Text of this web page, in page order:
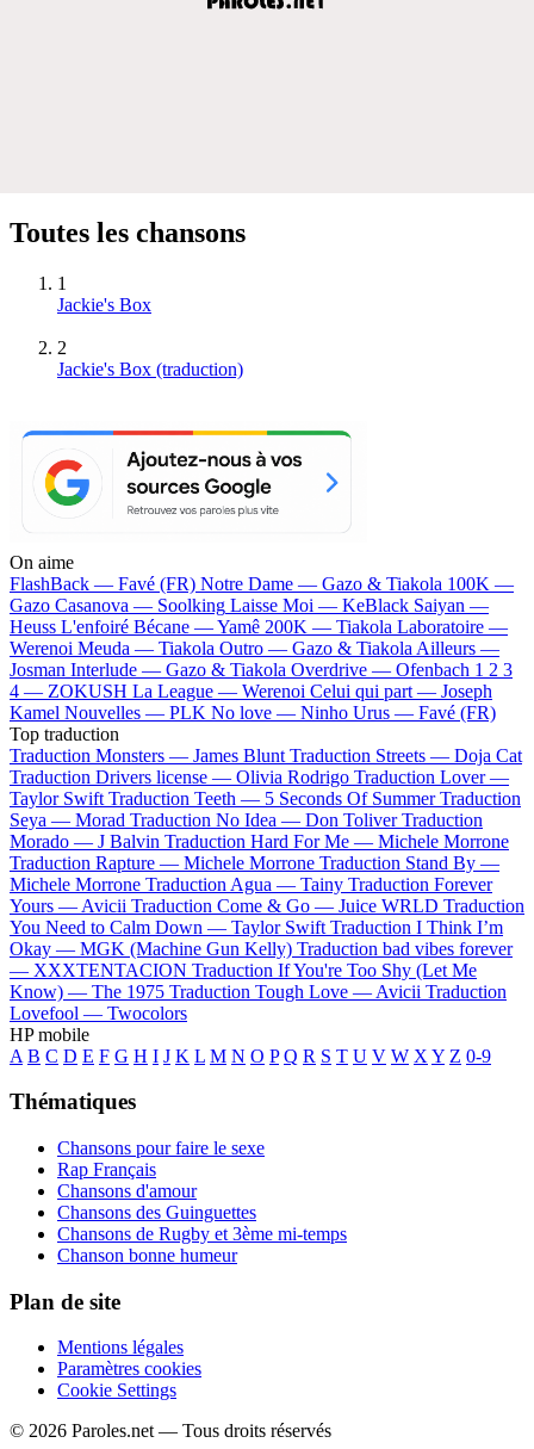
Toutes les chansons
1
Jackie's Box
2
Jackie's Box (traduction)
On aime
FlashBack — Favé (FR) Notre Dame — Gazo & Tiakola 100K —
Gazo Casanova — Soolking Laisse Moi — KeBlack Saiyan —
Heuss L'enfoiré Bécane —Yamê 200K — Tiakola Laboratoire —
Werenoi Meuda — Tiakola Outro — Gazo & Tiakola Ailleurs —
Josman Interlude — Gazo & Tiakola Overdrive — Ofenbach 1 2 3
4 — ZOKUSH La League — Werenoi Celui qui part — Joseph
Kamel Nouvelles — PLK No love — Ninho Urus — Favé (FR)
Top traduction
Traduction Monsters — James Blunt Traduction Streets — Doja Cat
Traduction Drivers license — Olivia Rodrigo Traduction Lover —
Taylor Swift Traduction Teeth — 5 Seconds Of Summer Traduction
Seya — Morad Traduction No Idea — Don Toliver Traduction
Morado — J Balvin Traduction Hard For Me — Michele Morrone
Traduction Rapture — Michele Morrone Traduction Stand By —
Michele Morrone Traduction Agua — Tainy Traduction Forever
Yours — Avicii Traduction Come & Go — Juice WRLD Traduction
You Need to Calm Down — Taylor Swift Traduction I Think I’m
Okay — MGK (Machine Gun Kelly) Traduction bad vibes forever
— XXXTENTACION Traduction If You're Too Shy (Let Me
Know) — The 1975 Traduction Tough Love — Avicii Traduction
Lovefool — Twocolors
HP mobile
A B C D E F G H I J K L M N O P Q R S T U V W X Y Z 0-9
Thématiques
Chansons pour faire le sexe
Rap Français
Chansons d'amour
Chansons des Guinguettes
Chansons de Rugby et 3ème mi-temps
Chanson bonne humeur
Plan de site
Mentions légales
Paramètres cookies
Cookie Settings
© 2026 Paroles.net — Tous droits réservés